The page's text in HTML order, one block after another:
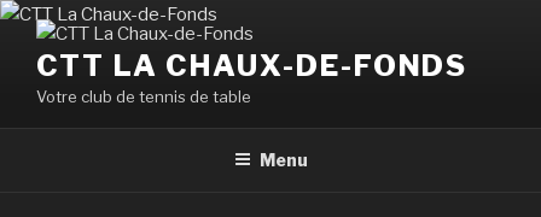
Aller
contenu
principal
CTT LA CHAUX-DE-FONDS
Votre club de tennis de table
Menu